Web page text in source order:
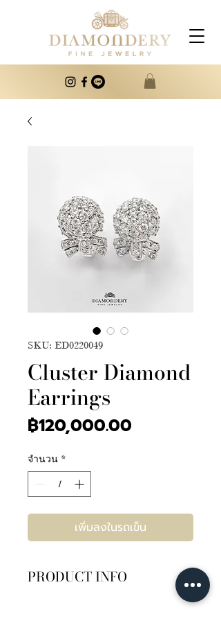
SKU: ED0220049
Cluster Diamond
Earrings
฿120,000.00
จำนวน *
เพิ่มลงในรถเข็น
PRODUCT INFO